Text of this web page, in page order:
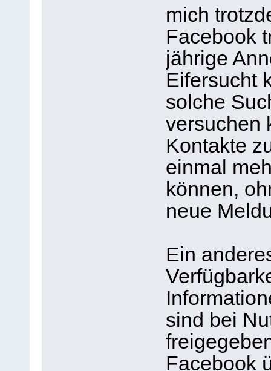
mich
Facebook
jährige
Eifersucht
solche
versuchen
Kontakte
einmal
können,
neue
Ein
sind bei
Facebook